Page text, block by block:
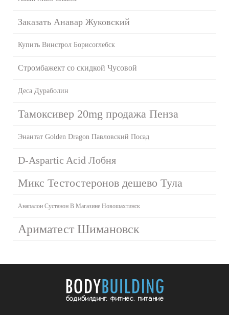
Заказать Анавар Жуковский
Купить Винстрол Борисоглебск
Стромбажект со скидкой Чусовой
Деса Дураболин
Тамоксивер 20mg продажа Пенза
Энантат Golden Dragon Павловский Посад
D-Aspartic Acid Лобня
Микс Тестостеронов дешево Тула
Анапалон Сустанон В Магазине Новошахтинск
Ариматест Шимановск